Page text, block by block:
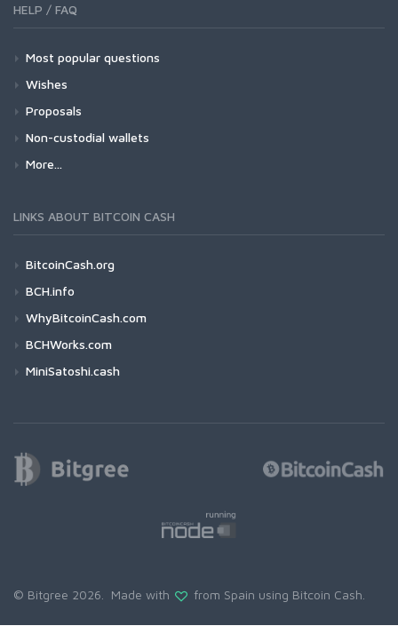
HELP / FAQ
Most popular questions
Wishes
Proposals
Non-custodial wallets
More...
LINKS ABOUT BITCOIN CASH
BitcoinCash.org
BCH.info
WhyBitcoinCash.com
BCHWorks.com
MiniSatoshi.cash
© Bitgree 2026. Made with from Spain using Bitcoin Cash